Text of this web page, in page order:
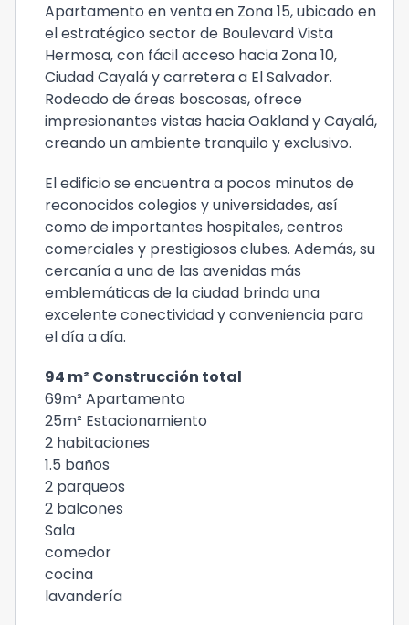
Apartamento en venta en Zona 15, ubicado en
el estratégico sector de Boulevard Vista
Hermosa, con fácil acceso hacia Zona 10,
Ciudad Cayalá y carretera a El Salvador.
Rodeado de áreas boscosas, ofrece
impresionantes vistas hacia Oakland y Cayalá,
creando un ambiente tranquilo y exclusivo.
El edificio se encuentra a pocos minutos de
reconocidos colegios y universidades, así
como de importantes hospitales, centros
comerciales y prestigiosos clubes. Además, su
cercanía a una de las avenidas más
emblemáticas de la ciudad brinda una
excelente conectividad y conveniencia para
el día a día.
94 m² Construcción total
69m² Apartamento
25m² Estacionamiento
2 habitaciones
1.5 baños
2 parqueos
2 balcones
Sala
comedor
cocina
lavandería